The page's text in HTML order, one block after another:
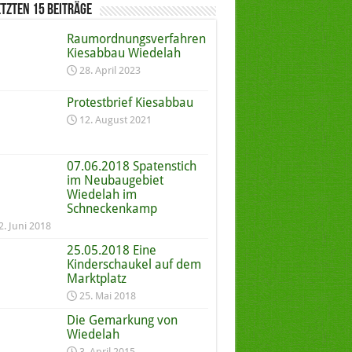
15 Beiträge
Raumordnungs­verfahren
Kiesabbau Wiedelah
28. April 2023
Protestbrief Kiesabbau
12. August 2021
07.06.2018 Spatenstich
im Neubaugebiet
Wiedelah im
Schneckenkamp
Juni 2018
25.05.2018 Eine
Kinderschaukel auf dem
Marktplatz
25. Mai 2018
Die Gemarkung von
Wiedelah